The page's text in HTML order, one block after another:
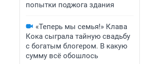
попытки поджога здания
«Теперь мы семья!» Клава
Кока сыграла тайную свадьбу
с богатым блогером. В какую
сумму всё обошлось